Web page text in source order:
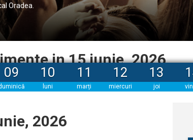
Oradea.
in 15 iunie, 2026
09 10
luni
11
marți
12
miercuri
13
joi
2026